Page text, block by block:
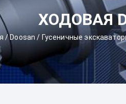
Фильтры
Коронки
ХОДОВАЯ
/Doosan / Гусеничные